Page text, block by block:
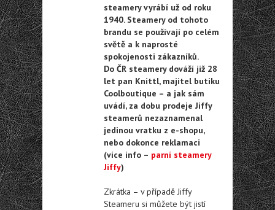
steamery vyrábí už od roku
1940. Steamery od tohoto
brandu se používají po celém
světě a k naprosté
spokojenosti zákazníků.
Do ČR steamery dováží již 28
let pan Knittl, majitel butiku
Coolboutique – a jak sám
uvádí, za dobu prodeje Jiffy
steamerů nezaznamenal
jedinou vratku z e-shopu,
nebo dokonce reklamaci
(více info – parní steamery
Jiffy)
Zkrátka – v případě Jiffy
Steameru si můžete být jistí